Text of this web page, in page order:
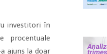
investitori în
procentuale
ajuns la doar